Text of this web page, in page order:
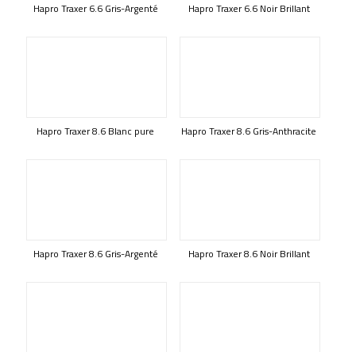
Hapro Traxer 6.6 Gris-Argenté Hapro Traxer 6.6 Noir Brillant
Hapro Traxer 8.6 Blanc pure Hapro Traxer 8.6 Gris-Anthracite
Hapro Traxer 8.6 Gris-Argenté Hapro Traxer 8.6 Noir Brillant